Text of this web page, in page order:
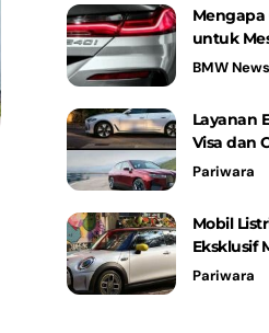
Mengapa
untuk
BMW News
Layanan
Visa dan
Pariwara
Mobil
Eksklusif
Pariwara